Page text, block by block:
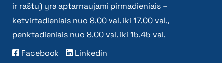
ir raštu) yra aptarnaujami pirmadieniais –
ketvirtadieniais nuo 8.00 val. iki 17.00 val.,
penktadieniais nuo 8.00 val. iki 15.45 val.
Facebook
Linkedin